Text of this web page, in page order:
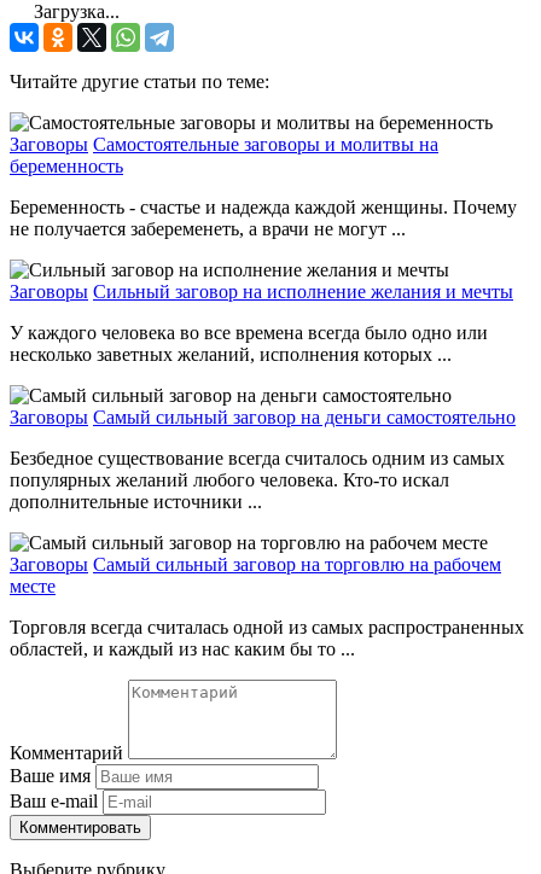
Загрузка...
Читайте другие статьи по теме:
Заговоры Самостоятельные заговоры и молитвы на
беременность
Беременность - счастье и надежда каждой женщины. Почему
не получается забеременеть, а врачи не могут ...
Заговоры Сильный заговор на исполнение желания и мечты
У каждого человека во все времена всегда было одно или
несколько заветных желаний, исполнения которых ...
Заговоры Самый сильный заговор на деньги самостоятельно
Безбедное существование всегда считалось одним из самых
популярных желаний любого человека. Кто-то искал
дополнительные источники ...
Заговоры Самый сильный заговор на торговлю на рабочем
месте
Торговля всегда считалась одной из самых распространенных
областей, и каждый из нас каким бы то ...
Комментарий
Ваше имя
Ваш e-mail
Комментировать